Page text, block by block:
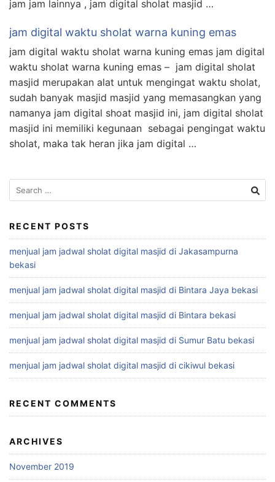
jam jam lainnya , jam digital sholat masjid …
jam digital waktu sholat warna kuning emas
jam digital waktu sholat warna kuning emas jam digital
waktu sholat warna kuning emas – jam digital sholat
masjid merupakan alat untuk mengingat waktu sholat,
sudah banyak masjid masjid yang memasangkan yang
namanya jam digital shoat masjid ini, jam digital sholat
masjid ini memiliki kegunaan sebagai pengingat waktu
sholat, maka tak heran jika jam digital …
Search
for:
RECENT POSTS
menjual jam jadwal sholat digital masjid di Jakasampurna
bekasi
menjual jam jadwal sholat digital masjid di Bintara Jaya bekasi
menjual jam jadwal sholat digital masjid di Bintara bekasi
menjual jam jadwal sholat digital masjid di Sumur Batu bekasi
menjual jam jadwal sholat digital masjid di cikiwul bekasi
RECENT COMMENTS
ARCHIVES
November 2019